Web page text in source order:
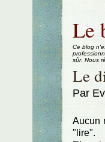
Aller au contenu
Le
Ce blog
sûr. Nous
Le
Par
Aucun
"lire".